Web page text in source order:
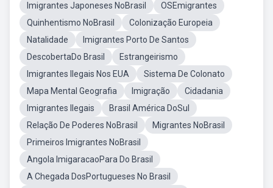
Imigrantes Japoneses NoBrasil
OSEmigrantes
Quinhentismo NoBrasil
Colonização Europeia
Natalidade
Imigrantes Porto De Santos
DescobertaDo Brasil
Estrangeirismo
Imigrantes Ilegais Nos EUA
Sistema De Colonato
Mapa Mental Geografia
Imigração
Cidadania
Imigrantes Ilegais
Brasil América DoSul
Relação De Poderes NoBrasil
Migrantes NoBrasil
Primeiros Imigrantes NoBrasil
Angola ImigaracaoPara Do Brasil
A Chegada DosPortugueses No Brasil